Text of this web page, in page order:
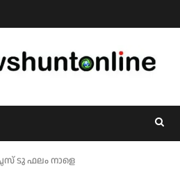
ടു ഫലം നാളെ